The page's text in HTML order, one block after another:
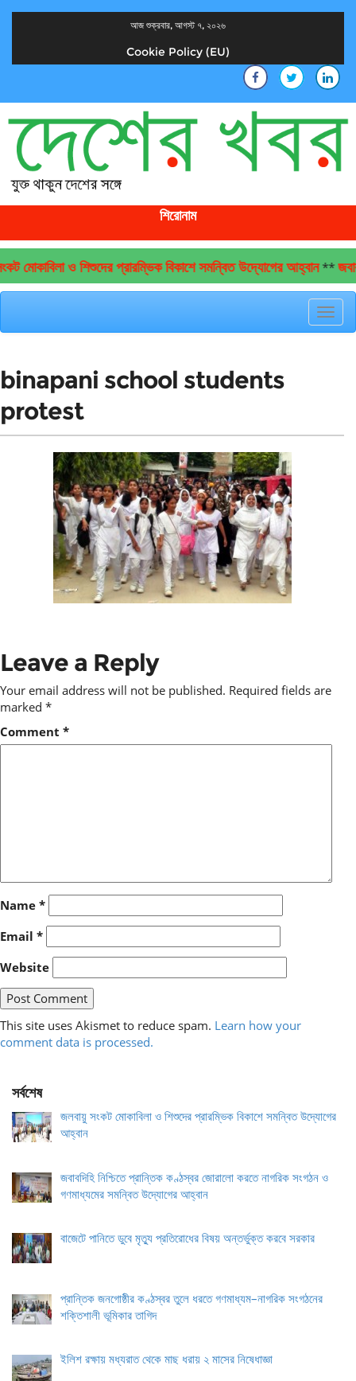
আজ শুক্রবার, আগস্ট ৭, ২০২৬
Cookie Policy (EU)
শিরোনাম
মোকাবিলা ও শিশুদের প্রারম্ভিক বিকাশে সমন্বিত উদ্যোগের আহ্বান**
binapani school students
protest
Leave a Reply
Your email address will not be published. Required fields are
marked *
Comment *
Name *
Email *
Website
This site uses Akismet to reduce spam. Learn how your
comment data is processed.
সর্বশেষ
জলবায়ু সংকট মোকাবিলা ও শিশুদের প্রারম্ভিক বিকাশে সমন্বিত উদ্যোগের
আহ্বান
জবাবদিহি নিশ্চিতে প্রান্তিক কণ্ঠস্বর জোরালো করতে নাগরিক সংগঠন ও
গণমাধ্যমের সমন্বিত উদ্যোগের আহ্বান
বাজেটে পানিতে ডুবে মৃত্যু প্রতিরোধের বিষয় অন্তর্ভুক্ত করবে সরকার
প্রান্তিক জনগোষ্ঠীর কণ্ঠস্বর তুলে ধরতে গণমাধ্যম–নাগরিক সংগঠনের
শক্তিশালী ভূমিকার তাগিদ
ইলিশ রক্ষায় মধ্যরাত থেকে মাছ ধরায় ২ মাসের নিষেধাজ্ঞা